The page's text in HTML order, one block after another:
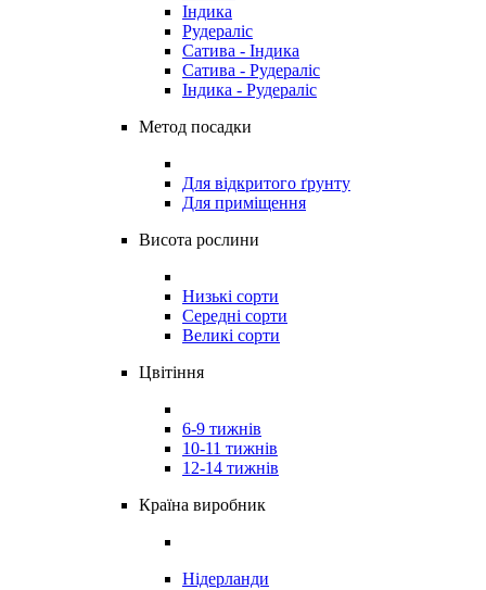
Індика
Рудераліс
Сатива - Індика
Сатива - Рудераліс
Індика - Рудераліс
Метод посадки
Для відкритого ґрунту
Для приміщення
Висота рослини
Низькі сорти
Середні сорти
Великі сорти
Цвітіння
6-9 тижнів
10-11 тижнів
12-14 тижнів
Країна виробник
Нідерланди